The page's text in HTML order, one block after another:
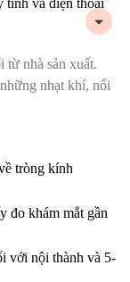
từ nhà sản xuất.
nhạt khí, nổi
tròng kính
đo khám mắt gần
với nội thành và 5-